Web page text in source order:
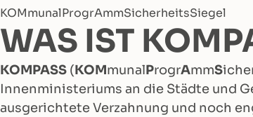
KOMmunalProgrAmmSicherheitsSiegel
WAS IST
KOMPASS (KOMmunalProgrAmmS
Innenministeriums an die Städte und
ausgerichtete Verzahnung und noch